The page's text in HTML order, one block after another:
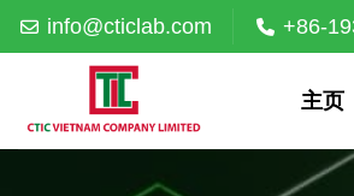
Skip
to
info@cticlab.com +86-
主页